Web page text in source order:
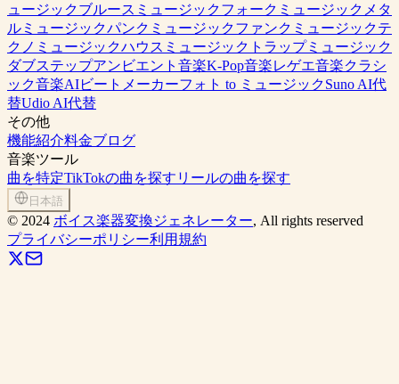
ュージックブルースミュージックフォークミュージック メタ
ルミュージックパンクミュージックファンクミュージックテ
クノミュージックハウスミュージック トラップミュージック
ダブステップアンビエント音楽K-Pop音楽レゲエ音楽クラシ
ック音楽AIビートメーカーフォト to ミュージックSuno AI代
替Udio AI代替
その他
機能紹介料金ブログ
音楽ツール
曲を特定TikTokの曲を探す リールの曲を探す
日本語
© 2024 ボイス楽器変換ジェネレーター, All rights reserved
プライバシーポリシー利用規約